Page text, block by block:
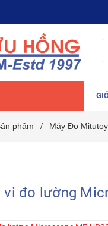
phẩm / Máy Đo
vi đo lường